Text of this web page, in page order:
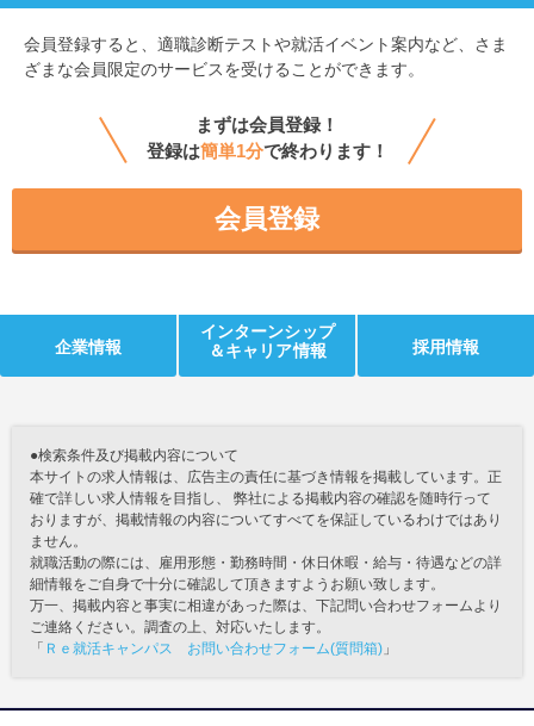
会員登録すると、 適職診断テストや就活イベント案内など、さま
ざまな会員限定のサービスを受けることができます。
まずは会員登録！
登録は簡単1分で終わります！
会員登録
企業情報
インターンシップ
＆キャリア情報
採用情報
●検索条件及び掲載内容について
本サイトの求人情報は、広告主の責任に基づき情報を掲載しています。正
確で詳しい求人情報を目指し、 弊社による掲載内容の確認を随時行って
おりますが、掲載情報の内容についてすべてを保証しているわけではあり
ません。
就職活動の際には、雇用形態・勤務時間・休日休暇・給与・待遇などの詳
細情報をご自身で十分に確認して頂きますようお願い致します。
万一、掲載内容と事実に相違があった際は、下記問い合わせフォームより
ご連絡ください。調査の上、対応いたします。
「 Ｒｅ就活キャンパス お問い合わせフォーム(質問箱) 」